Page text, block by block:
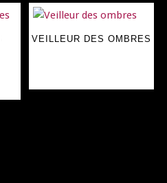
VEILLEUR DES OMBRES